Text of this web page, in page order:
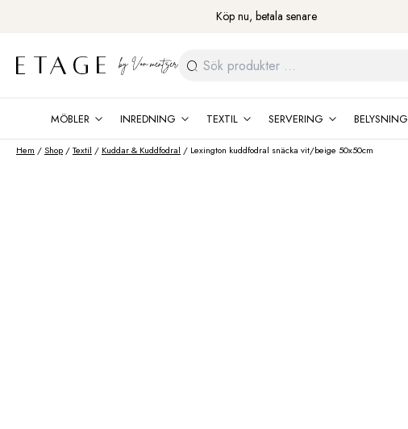
Köp nu, betala senare
Sök
efter:
MÖBLER INREDNING TEXTIL SERVERING BELYSNING
Hem /Shop /Textil / Kuddar & Kuddfodral / Lexington kuddfodral snäcka vit/beige 50x50cm